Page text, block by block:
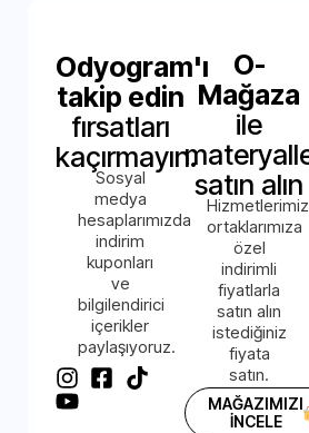
Odyogram'ı
takip edin
fırsatları
kaçırmayın.
Sosyal
medya
hesaplarımızda
indirim
kuponları
ve
bilgilendirici
içerikler
paylaşıyoruz.
O-
Mağaza
ile
satın alın
ortaklarımıza
özel
indirimli
fiyatlarla
satın alın
istediğiniz
fiyata
satın.
MAĞAZIMIZI
İNCELE